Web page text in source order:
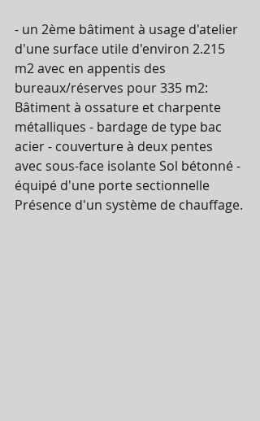
- un 2ème bâtiment à usage d'atelier
d'une surface utile d'environ 2.215
m2 avec en appentis des
bureaux/réserves pour 335 m2:
Bâtiment à ossature et charpente
métalliques - bardage de type bac
acier - couverture à deux pentes
avec sous-face isolante Sol bétonné -
équipé d'une porte sectionnelle
Présence d'un système de chauffage.